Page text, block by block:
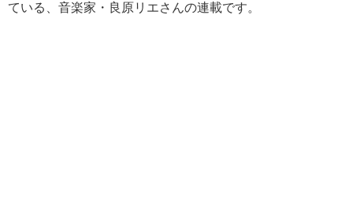
ている、音楽家・良原リエさんの連載です。